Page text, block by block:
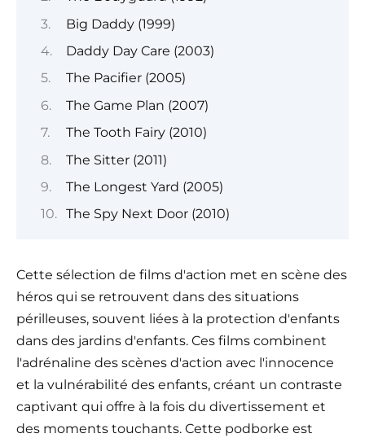
Big Daddy (1999)
Daddy Day Care (2003)
The Pacifier (2005)
The Game Plan (2007)
The Tooth Fairy (2010)
The Sitter (2011)
The Longest Yard (2005)
The Spy Next Door (2010)
Cette sélection de films d'action met en scène des
héros qui se retrouvent dans des situations
périlleuses, souvent liées à la protection d'enfants
dans des jardins d'enfants. Ces films combinent
l'adrénaline des scènes d'action avec l'innocence
et la vulnérabilité des enfants, créant un contraste
captivant qui offre à la fois du divertissement et
des moments touchants. Cette podborke est